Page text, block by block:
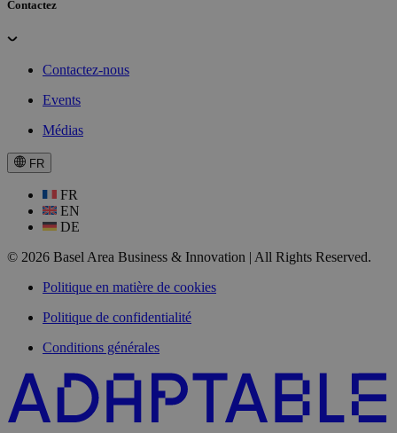
Contactez
Contactez-nous
Events
Médias
FR
FR
EN
DE
© 2026 Basel Area Business & Innovation | All Rights Reserved.
Politique en matière de cookies
Politique de confidentialité
Conditions générales